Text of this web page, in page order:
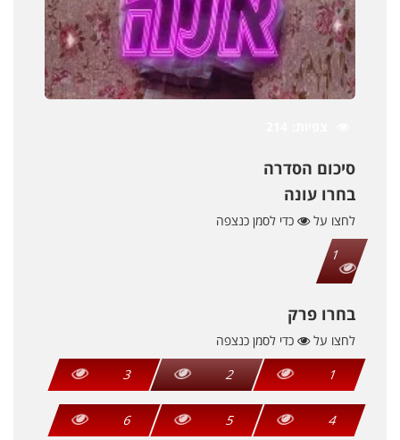
סיכום הסדרה
בחרו עונה
לחצו על
כדי לסמן כנצפה
1
בחרו פרק
לחצו על
כדי לסמן כנצפה
1
2
3
4
5
6